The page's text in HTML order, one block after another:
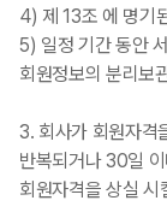
4) 제 13조 에 명기
5) 일정 기간 동안
회원정보의 분리보
3. 회사가 회원자격
반복되거나 30일
회원자격을 상실 시